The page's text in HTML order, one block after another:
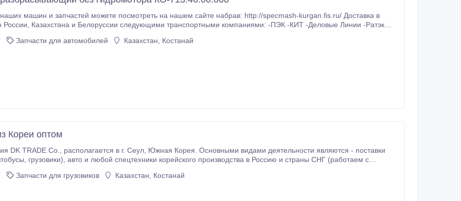
машин и запчастей можете посмотреть на нашем сайте набрав: http://specmash-kurgan.fis.ru/ Доставка в
-ПЭК -КИТ -Деловые Линии -Ратэк
Россия, 640007, г. Запчасти для автомобилей Казахстан, Костанай
Кореи оптом
Южная Корея. Основными видами деятельности являются - поставки
в Россию и страны СНГ (работаем с
Запчасти для грузовиков Казахстан, Костанай